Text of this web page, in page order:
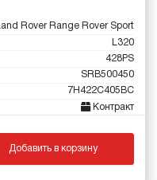
Rover Range Rover Sport
L320
428PS
SRB500450
7H422C405BC
Контракт
Добавить в корзину